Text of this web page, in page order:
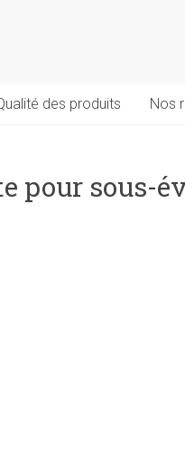
des produits Nos
pour sous-